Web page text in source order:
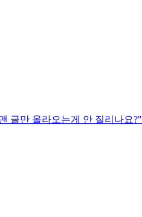
글만 올라오는게 안 질리나요?"